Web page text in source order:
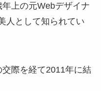
上の元Webデザイナ
人として知られてい
際を経て2011年に結